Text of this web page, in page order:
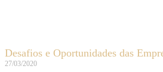
Desafios e Oportunidades das
27/03/2020